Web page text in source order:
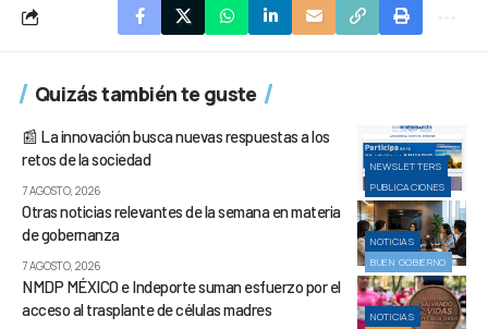
Quizás también te guste
NEWSLETTERS
PUBLICACIONES
📰 La innovación busca nuevas respuestas a los
retos de la sociedad
7 AGOSTO, 2026
NOTICIAS
BUEN GOBIERNO
Otras noticias relevantes de la semana en materia
de gobernanza
7 AGOSTO, 2026
NOTICIAS
NMDP MÉXICO e Indeporte suman esfuerzo por el
acceso al trasplante de células madres